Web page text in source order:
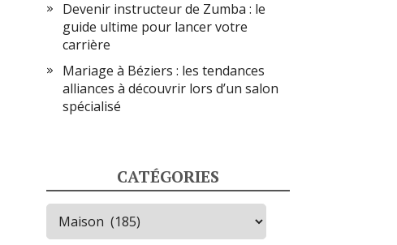
Devenir instructeur de Zumba : le
guide ultime pour lancer votre
carrière
Mariage à Béziers : les tendances
alliances à découvrir lors d’un salon
spécialisé
CATÉGORIES
Catégories